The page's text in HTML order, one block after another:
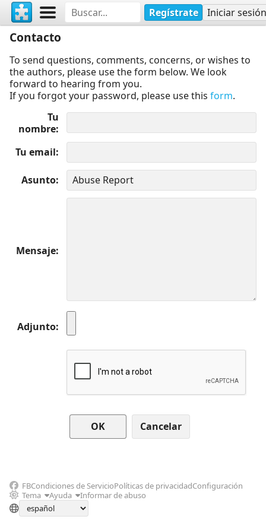
Regístrate Iniciar sesión
Contacto
To send questions, comments, concerns, or wishes to
the authors, please use the form below. We look
forward to hearing from you.
If you forgot your password, please use this form.
Tu
nombre
Tu email
Asunto
Mensaje
Adjunto
Cancelar
FBCondiciones de ServicioPolíticas de privacidadConfiguración
Tema
Ayuda Informar de abuso